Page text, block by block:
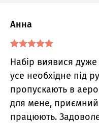
з 5
Анна
Набір виявися
усе необхідне під
пропускають в
для мене,
працюють.